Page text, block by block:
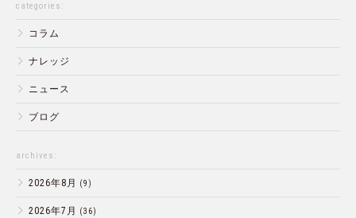
categories:
コラム
ナレッジ
ニュース
ブログ
archives:
2026年8月 (9)
2026年7月 (36)